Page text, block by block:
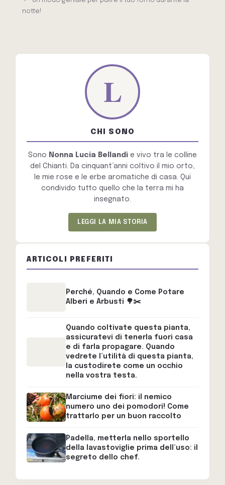
notte!
CHI SONO
Sono Nonna Lucia Bellandi e vivo tra le colline
del Chianti. Da cinquant’anni coltivo il mio orto,
le mie rose e le erbe aromatiche di casa. Qui
condivido tutto quello che la terra mi ha
insegnato.
LEGGI LA MIA STORIA
ARTICOLI PREFERITI
Perché, Quando e Come Potare
Alberi e Arbusti 🌳✂️
Quando coltivate questa pianta,
assicuratevi di tenerla fuori casa
e di farla propagare. Quando
vedrete l’utilità di questa pianta,
la custodirete come un occhio
nella vostra testa.
Marciume dei fiori: il nemico
numero uno dei pomodori! Come
trattarlo per un buon raccolto
Padella, metterla nello sportello
della lavastoviglie prima dell’uso: il
segreto dello chef.